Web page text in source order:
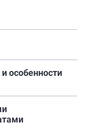
особенности